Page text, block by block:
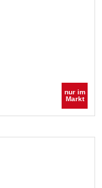
nur im
Markt